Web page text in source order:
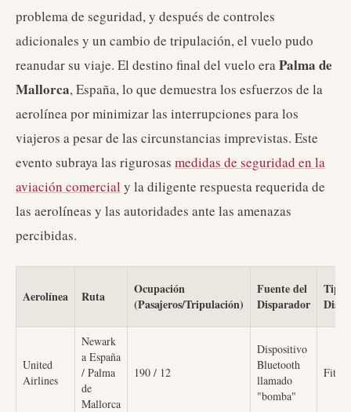
problema de seguridad, y después de controles
adicionales y un cambio de tripulación, el vuelo pudo
reanudar su viaje. El destino final del vuelo eraPalma de
Mallorca, España, lo que demuestra los esfuerzos de la
aerolínea por minimizar las interrupciones para los
viajeros a pesar de las circunstancias imprevistas. Este
evento subraya las rigurosas medidas de seguridad en la
aviación comercial y la diligente respuesta requerida de
las aerolíneas y las autoridades ante las amenazas
percibidas.
Aerolínea Ruta
Ocupación
(Pasajeros/Tripulación)
Fuente del
Disparador
Tipo
United
Airlines
Newark
a España
/ Palma
de
Mallorca
190 / 12
Dispositivo
Bluetooth
llamado
"bomba"
Fitbit